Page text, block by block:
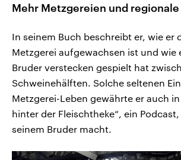
Mehr Metzgereien und
In seinem Buch beschreibt er, wie er
Metzgerei aufgewachsen ist und wie
Bruder verstecken gespielt hat
Schweinehälften. Solche seltenen
Metzgerei-Leben gewährte er auch in
hinter der Fleischtheke“, ein
seinem Bruder macht.